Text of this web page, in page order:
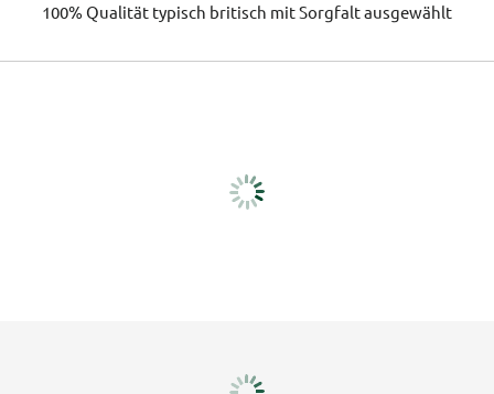
100% Qualität typisch britisch mit Sorgfalt ausgewählt